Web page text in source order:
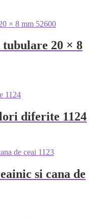
20 × 8
diferite 1124
si cana de